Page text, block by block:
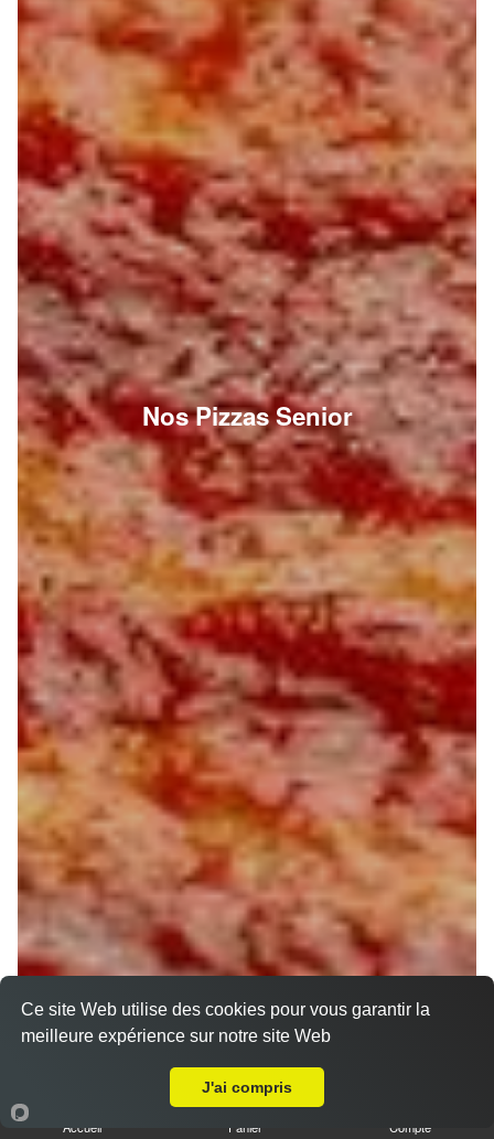
Nos Pizzas Senior
Accueil Panier Compte
Ce site Web utilise des cookies pour vous garantir la
meilleure expérience sur notre site Web
J'ai compris